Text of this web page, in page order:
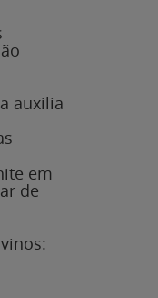
auxilia
em
de